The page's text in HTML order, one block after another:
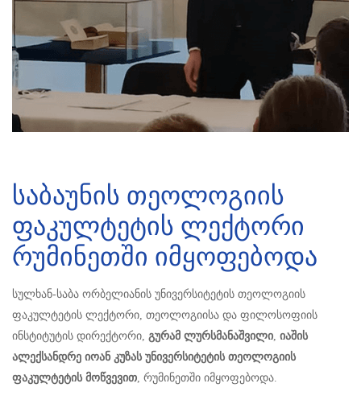
საბაუნის თეოლოგიის
ფაკულტეტის ლექტორი
რუმინეთში იმყოფებოდა
სულხან-საბა ორბელიანის უნივერსიტეტის თეოლოგიის
ფაკულტეტის ლექტორი, თეოლოგიისა და ფილოსოფიის
ინსტიტუტის დირექტორი, გურამ ლურსმანაშვილი, იაშის
ალექსანდრე იოან კუზას უნივერსიტეტის თეოლოგიის
ფაკულტეტის მოწვევით, რუმინეთში იმყოფებოდა.